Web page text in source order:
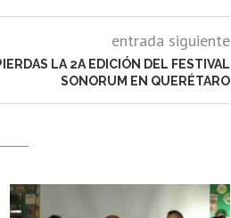
entrada siguiente
LA 2A EDICIÓN DEL FESTIVAL
SONORUM EN QUERÉTARO